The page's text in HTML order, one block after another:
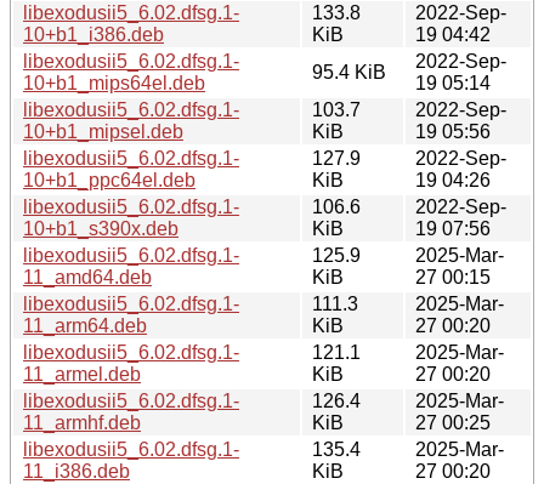
libexodusii5_6.02.dfsg.1-
10+b1_i386.deb
133.8
KiB
2022-Sep-
19 04:42
libexodusii5_6.02.dfsg.1-
10+b1_mips64el.deb
95.4 KiB
2022-Sep-
19 05:14
libexodusii5_6.02.dfsg.1-
10+b1_mipsel.deb
103.7
KiB
2022-Sep-
19 05:56
libexodusii5_6.02.dfsg.1-
10+b1_ppc64el.deb
127.9
KiB
2022-Sep-
19 04:26
libexodusii5_6.02.dfsg.1-
10+b1_s390x.deb
106.6
KiB
2022-Sep-
19 07:56
libexodusii5_6.02.dfsg.1-
11_amd64.deb
125.9
KiB
2025-Mar-
27 00:15
libexodusii5_6.02.dfsg.1-
11_arm64.deb
111.3
KiB
2025-Mar-
27 00:20
libexodusii5_6.02.dfsg.1-
11_armel.deb
121.1
KiB
2025-Mar-
27 00:20
libexodusii5_6.02.dfsg.1-
11_armhf.deb
126.4
KiB
2025-Mar-
27 00:25
libexodusii5_6.02.dfsg.1-
11_i386.deb
135.4
KiB
2025-Mar-
27 00:20